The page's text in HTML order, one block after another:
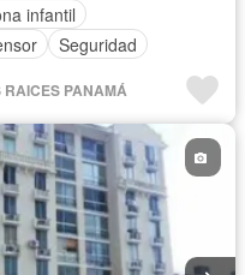
infantil
Seguridad
PANAMÁ